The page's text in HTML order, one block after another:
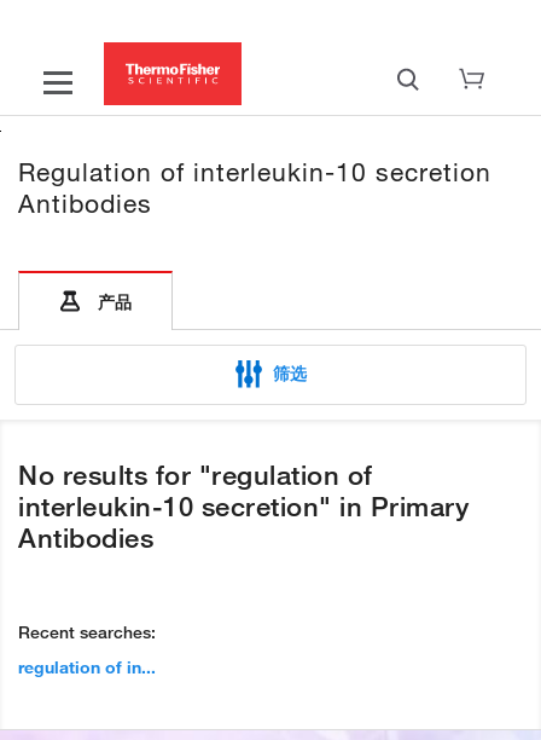
Regulation of interleukin-10 secretion
Antibodies
产品
筛选
No results for "regulation of
interleukin-10 secretion" in Primary
Antibodies
Recent searches:
regulation of in...